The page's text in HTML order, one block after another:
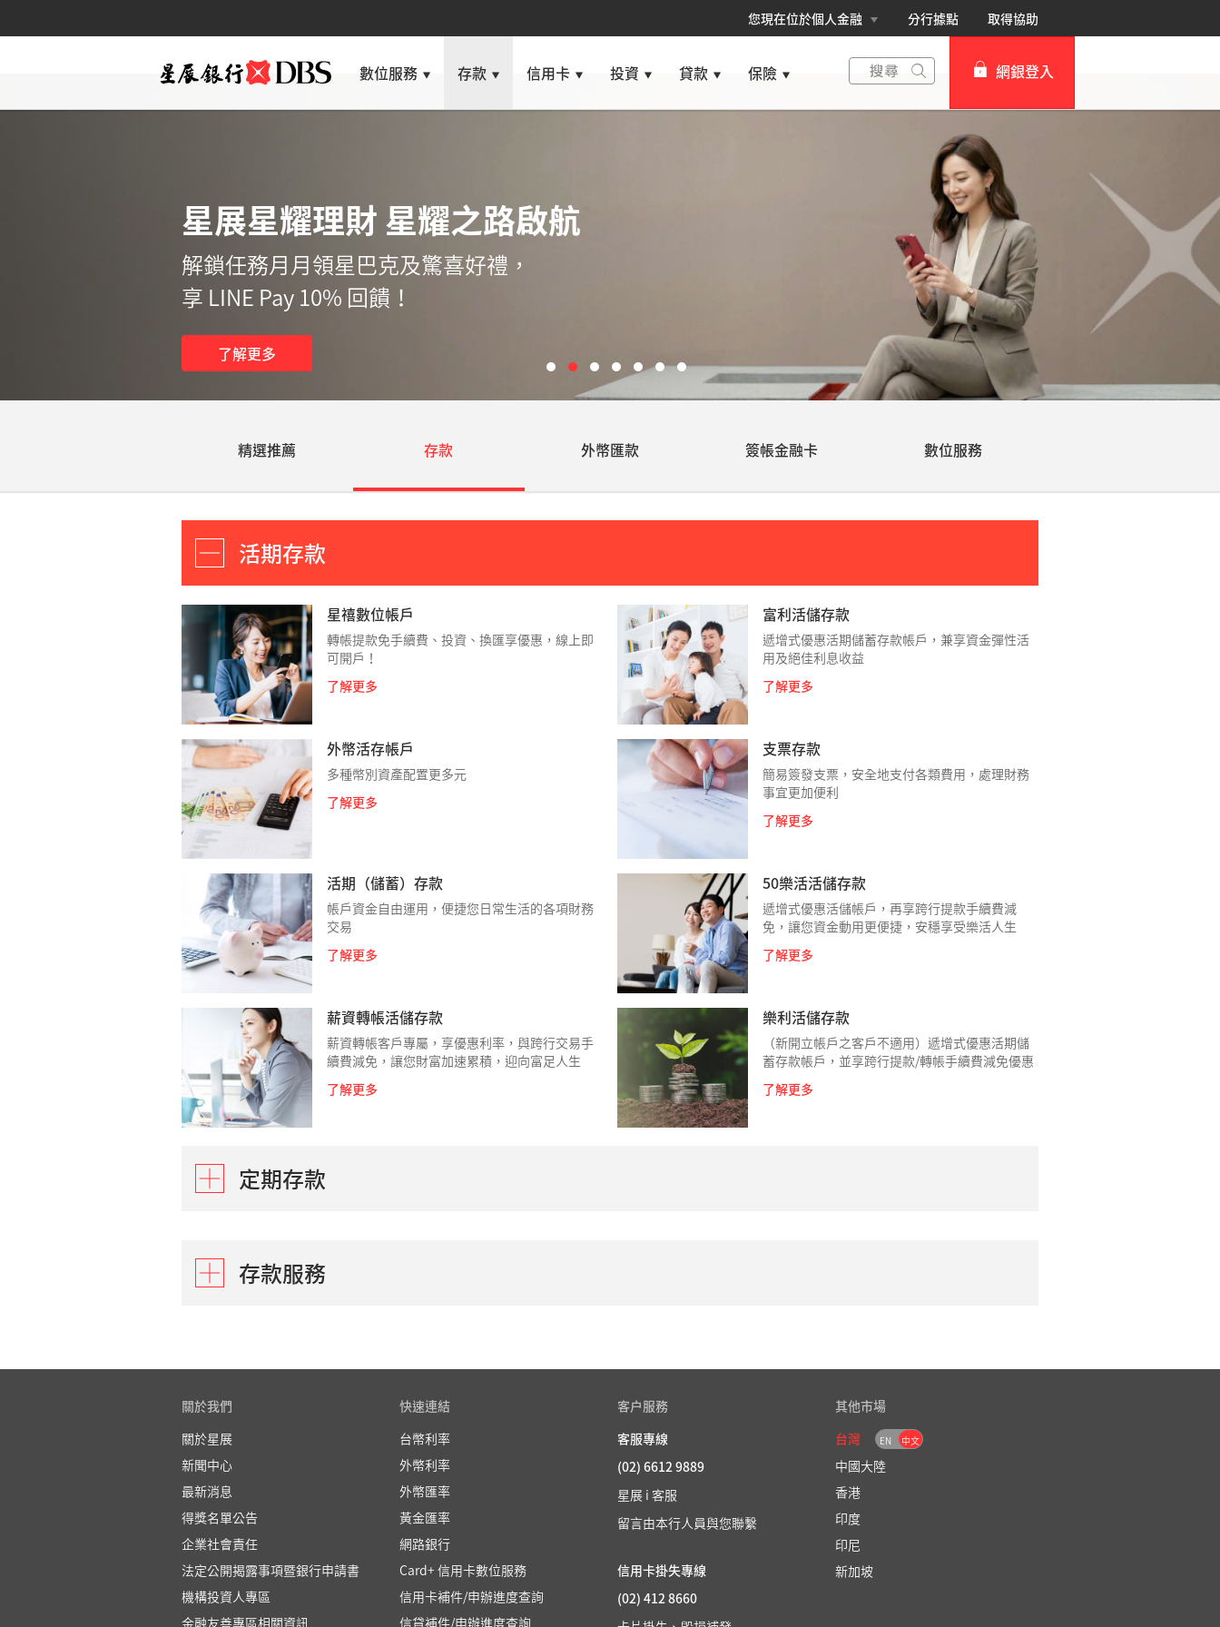
您現在位於個人金融 分行據點 取得協助
數位服務 存款 信用卡 投資 貸款 保險 網銀登入
個人網路銀行
Card+ 信用卡數位服務
企業網路銀行
星展星耀理財 星耀之路啟航
解鎖任務月月領星巴克及驚喜好禮，
享 LINE Pay 10% 回饋！
了解更多
精選推薦 存款 外幣匯款 簽帳金融卡 數位服務
活期存款
星禧數位帳戶
轉帳提款免手續費、投資、換匯享優惠，線上即
可開戶！
了解更多
富利活儲存款
遞增式優惠活期儲蓄存款帳戶，兼享資金彈性活
用及絕佳利息收益
了解更多
外幣活存帳戶
多種幣別資產配置更多元
了解更多
支票存款
簡易簽發支票，安全地支付各類費用，處理財務
事宜更加便利
了解更多
活期（儲蓄）存款
帳戶資金自由運用，便捷您日常生活的各項財務
交易
了解更多
50樂活活儲存款
遞增式優惠活儲帳戶，再享跨行提款手續費減
免，讓您資金動用更便捷，安穩享受樂活人生
了解更多
薪資轉帳活儲存款
薪資轉帳客戶專屬，享優惠利率，與跨行交易手
續費減免，讓您財富加速累積，迎向富足人生
了解更多
樂利活儲存款
（新開立帳戶之客戶不適用）遞增式優惠活期儲
蓄存款帳戶，並享跨行提款/轉帳手續費減免優惠
了解更多
定期存款
存款服務
約定每月扣款日，由他行帳戶扣款自動轉存款至
保管箱費率表
保管箱費率表
關於我們
關於星展
新聞中心
最新消息
得獎名單公告
企業社會責任
法定公開揭露事項暨銀行申請書
機構投資人專區
金融友善專區相關資訊
快速連結
台幣利率
外幣利率
外幣匯率
黃金匯率
網路銀行
Card+ 信用卡數位服務
信用卡補件/申辦進度查詢
信貸補件/申辦進度查詢
客户服務
客服專線
(02) 6612 9889
星展 i 客服
留言由本行人員與您聯繫
信用卡掛失專線
(02) 412 8660
其他市場
台灣
EN 中文
中國大陸
香港
印度
印尼
新加坡